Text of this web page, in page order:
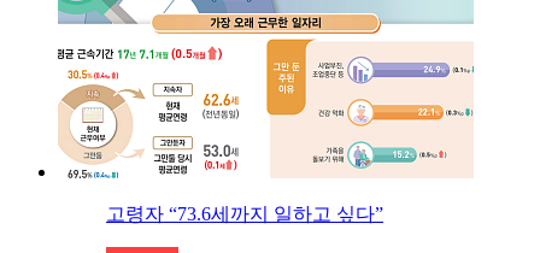
고령자 “73.6세까지 일하고 싶다”